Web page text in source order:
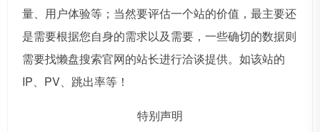
量、用户体验等；当然要评估一个站的价值，最主要还
是需要根据您自身的需求以及需要，一些确切的数据则
需要找懒盘搜索官网的站长进行洽谈提供。如该站的
IP、PV、跳出率等！
特别声明